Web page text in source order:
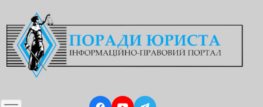
до
основного
вмісту